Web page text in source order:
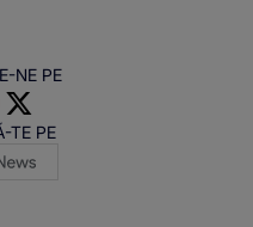
NE PE
TE PE